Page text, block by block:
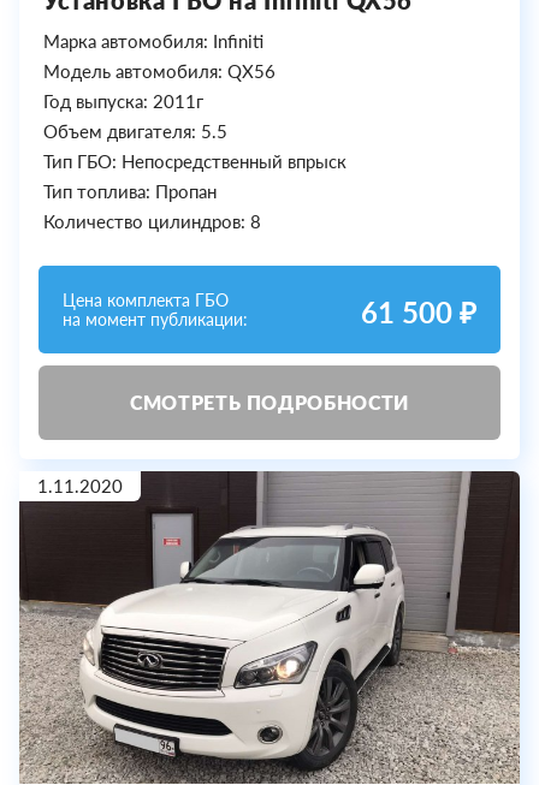
Марка автомобиля: Infiniti
Модель автомобиля: QX56
Год выпуска: 2011г
Объем двигателя: 5.5
Тип ГБО: Непосредственный впрыск
Тип топлива: Пропан
Количество цилиндров: 8
Цена комплекта ГБО
на момент публикации:
61 500 ₽
СМОТРЕТЬ ПОДРОБНОСТИ
1.11.2020